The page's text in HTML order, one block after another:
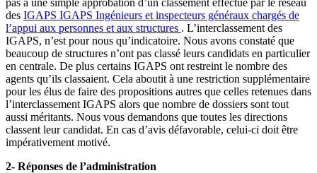
des IGAPS IGAPS Ingénieurs et inspecteurs généraux chargés de
l’appui aux personnes et aux structures . L’interclassement des
IGAPS, n’est pour nous qu’indicatoire. Nous avons constaté que
beaucoup de structures n’ont pas classé leurs candidats en particulier
en centrale. De plus certains IGAPS ont restreint le nombre des
agents qu’ils classaient. Cela aboutit à une restriction supplémentaire
pour les élus de faire des propositions autres que celles retenues dans
l’interclassement IGAPS alors que nombre de dossiers sont tout
aussi méritants. Nous vous demandons que toutes les directions
classent leur candidat. En cas d’avis défavorable, celui-ci doit être
impérativement motivé.
2- Réponses de l’administration